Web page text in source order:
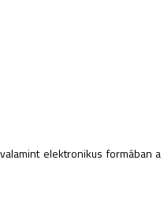
elektronikus formában a